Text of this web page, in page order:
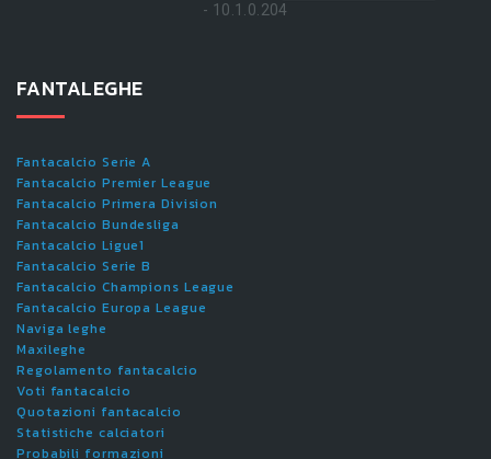
- 10.1.0.204
FANTALEGHE
Fantacalcio Serie A
Fantacalcio Premier League
Fantacalcio Primera Division
Fantacalcio Bundesliga
Fantacalcio Ligue1
Fantacalcio Serie B
Fantacalcio Champions League
Fantacalcio Europa League
Naviga leghe
Maxileghe
Regolamento fantacalcio
Voti fantacalcio
Quotazioni fantacalcio
Statistiche calciatori
Probabili formazioni